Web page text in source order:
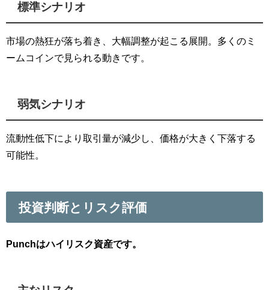
標準シナリオ
市場の熱狂が落ち着き、大幅調整が起こる展開。多くのミ
ームコインで見られる動きです。
弱気シナリオ
流動性低下により取引量が減少し、価格が大きく下落する
可能性。
投資判断とリスク評価
Punchはハイリスク資産です。